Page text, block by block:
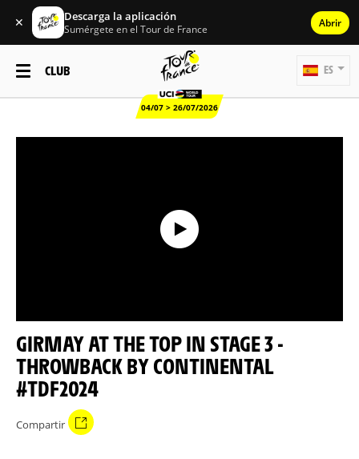
✕ Descarga la aplicación
Sumérgete en el Tour de France Abrir
CLUB
04/07 > 26/07/2026
ES
GIRMAY AT THE TOP IN STAGE 3 -
THROWBACK BY CONTINENTAL
#TDF2024
Compartir